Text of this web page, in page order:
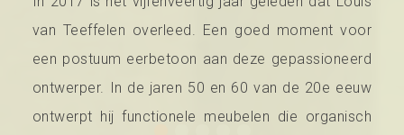
van Teeffelen overleed. Een goed moment voor
een postuum eerbetoon aan deze gepassioneerd
ontwerper. In de jaren 50 en 60 van de 20e eeuw
ontwerpt hij functionele meubelen die organisch